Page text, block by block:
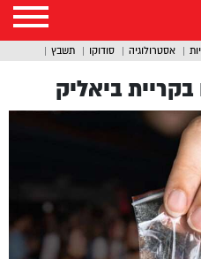
אסטרולוגיה סודוקו תשבץ
ביאליק